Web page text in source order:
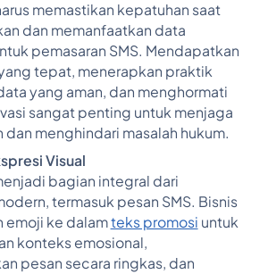
memastikan kepatuhan saat
dan memanfaatkan data
pemasaran SMS. Mendapatkan
tepat, menerapkan praktik
yang aman, dan menghormati
sangat penting untuk menjaga
menghindari masalah hukum.
Visual
bagian integral dari
termasuk pesan SMS. Bisnis
emoji ke dalamteks promosi untuk
konteks emosional,
pesan secara ringkas, dan